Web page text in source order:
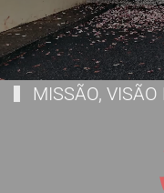
MISSÃO, VISÃO